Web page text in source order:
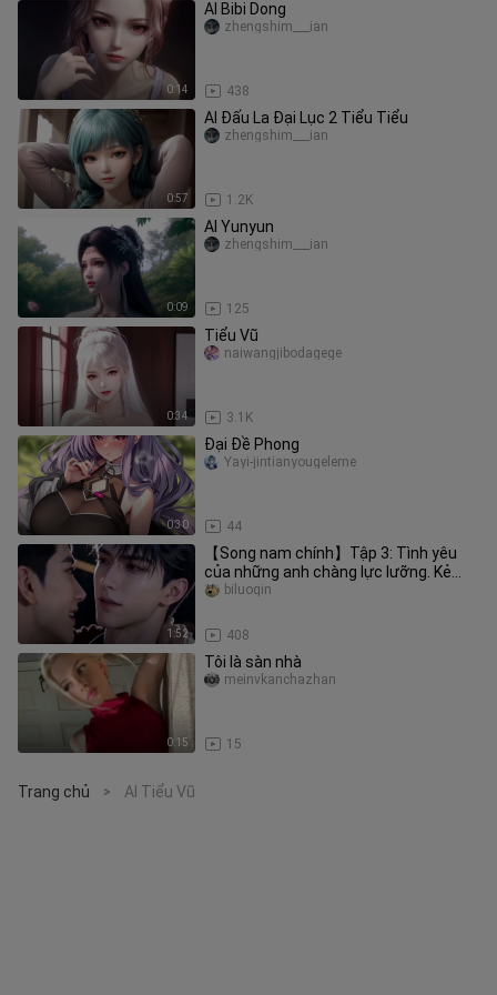
0:14
AI Bibi Dong
438
zhengshim___ian
0:57
AI Đấu La Đại Lục 2 Tiểu Tiểu
1.2K
zhengshim___ian
0:09
AI Yunyun
125
zhengshim___ian
0:34
Tiểu Vũ
3.1K
naiwangjibodagege
0:30
Đại Đề Phong
44
Yayi-jintianyougeleme
1:52
【Song nam chính】Tập 3: Tình yêu
của những anh chàng lực lưỡng. Kẻ
nghiện tình dục đàn anh số 0, bao
408
biluoqin
0:15
Tôi là sàn nhà
15
meinvkanchazhan
Trang chủ > AI Tiểu Vũ